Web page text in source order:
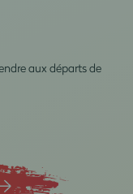
aux départs de